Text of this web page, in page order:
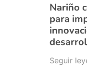
Nariño
para
Seguir